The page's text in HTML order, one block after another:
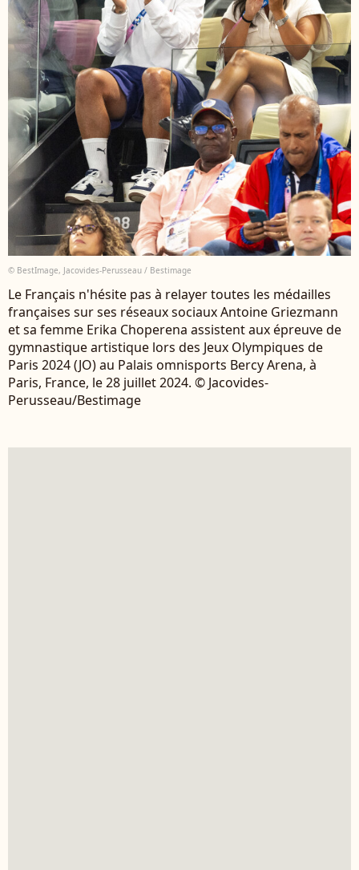
© BestImage, Jacovides-Perusseau / Bestimage
Le Français n'hésite pas à relayer toutes les médailles
françaises sur ses réseaux sociaux Antoine Griezmann
et sa femme Erika Choperena assistent aux épreuve de
gymnastique artistique lors des Jeux Olympiques de
Paris 2024 (JO) au Palais omnisports Bercy Arena, à
Paris, France, le 28 juillet 2024. © Jacovides-
Perusseau/Bestimage